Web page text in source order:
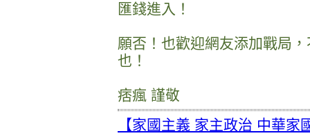
匯錢進入！
願否！也歡迎網友添加戰局
也！
痞瘋 謹敬
【家國主義 家主政治 中華